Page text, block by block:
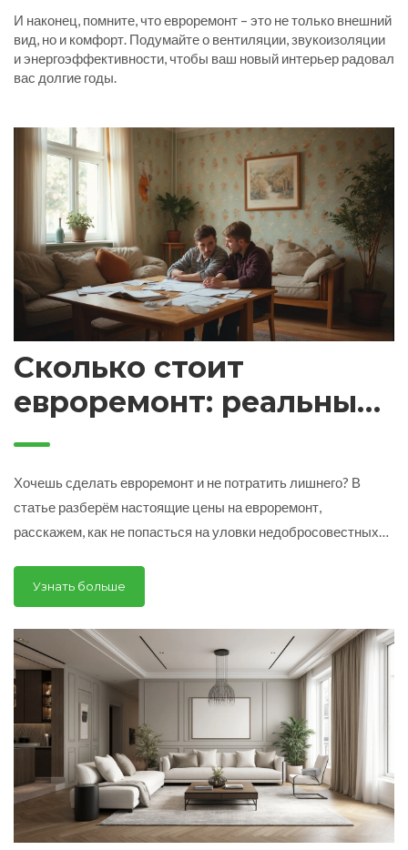
И наконец, помните, что евроремонт – это не только внешний
вид, но и комфорт. Подумайте о вентиляции, звукоизоляции
и энергоэффективности, чтобы ваш новый интерьер радовал
вас долгие годы.
Сколько стоит
евроремонт: реальные
цифры и советы
Хочешь сделать евроремонт и не потратить лишнего? В
статье разберём настоящие цены на евроремонт,
расскажем, как не попасться на уловки недобросовестных
можно сэкономить без потери качества, а где лучше не
экономить. Поделюсь свежими реальными примерами и
личными лайфхаками для тех, кто думает о современном, но
доступном ремонте. Будет полезно, если планируешь
затеять ремонт в ближайшее время.
Узнать больше